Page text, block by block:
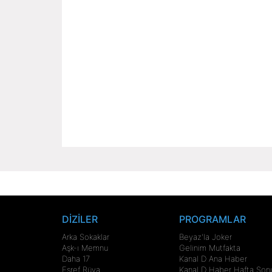
DİZİLER
Arka Sokaklar
Aşk-ı Memnu
Daha 17
Eşref Rüya
PROGRAMLAR
Beyaz'la Joker
Gelinim Mutfakta
Kanal D Ana Haber
Kanal D Haber Hafta